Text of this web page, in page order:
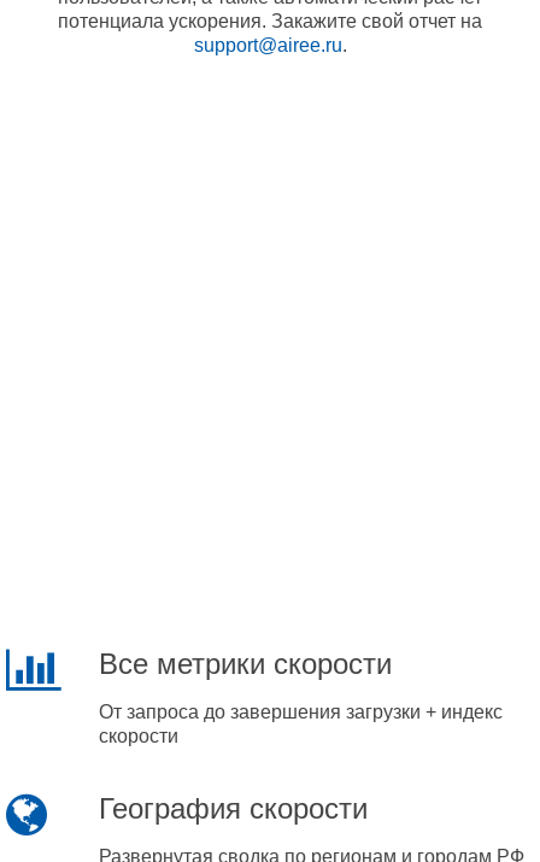
потенциала ускорения. Закажите свой отчет на
support@airee.ru.
Все метрики скорости
От запроса до завершения загрузки + индекс
скорости
География скорости
Развернутая сводка по регионам и городам РФ